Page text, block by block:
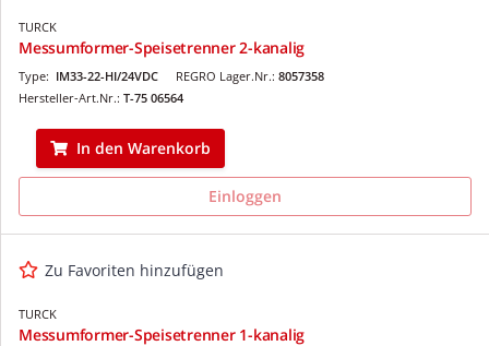
TURCK
Messumformer-Speisetrenner 2-kanalig
REGRO Lager.Nr.: 8057358
Type: IM33-22-HI/24VDC
Hersteller-Art.Nr.: T-75 06564
In den Warenkorb
Einloggen
Zu Favoriten hinzufügen
TURCK
Messumformer-Speisetrenner 1-kanalig